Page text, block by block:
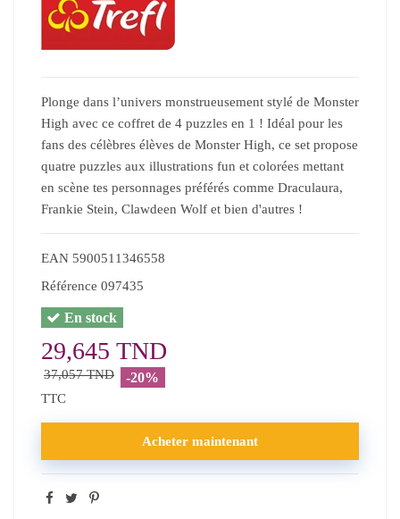
Plonge dans l’univers monstrueusement stylé de Monster
High avec ce coffret de 4 puzzles en 1 ! Idéal pour les
fans des célèbres élèves de Monster High, ce set propose
quatre puzzles aux illustrations fun et colorées mettant
en scène tes personnages préférés comme Draculaura,
Frankie Stein, Clawdeen Wolf et bien d'autres !
EAN 5900511346558
Référence 097435
En stock
29,645 TND
37,057 TND -20%
TTC
Acheter maintenant